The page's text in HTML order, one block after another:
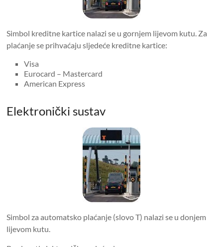
Simbol kreditne kartice nalazi se u gornjem lijevom kutu. Za
plaćanje se prihvaćaju sljedeće kreditne kartice:
Visa
Eurocard – Mastercard
American Express
Elektronički sustav
Simbol za automatsko plaćanje (slovo T) nalazi se u donjem
lijevom kutu.